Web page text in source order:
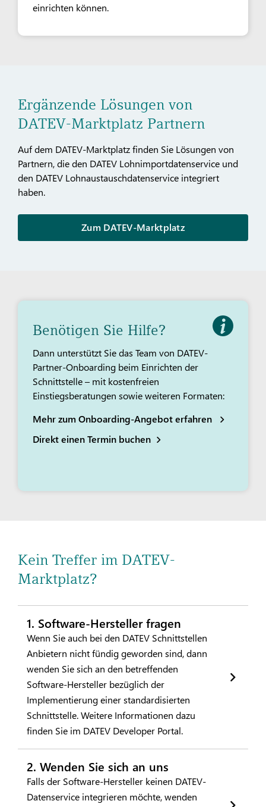
einrichten können.
Ergänzende Lösungen von
DATEV-Marktplatz Partnern
Auf dem DATEV-Marktplatz finden Sie Lösungen von
Partnern, die den DATEV Lohnimportdatenservice und
den DATEV Lohnaustauschdatenservice integriert
haben.
Zum DATEV-Marktplatz
Benötigen Sie Hilfe?
Dann unterstützt Sie das Team von DATEV-
Partner-Onboarding beim Einrichten der
Schnittstelle – mit kostenfreien
Einstiegsberatungen sowie weiteren Formaten:
Mehr zum Onboarding-Angebot erfahren
Direkt einen Termin buchen
Kein Treffer im DATEV-
Marktplatz?
1. Software-Hersteller fragen
Wenn Sie auch bei den DATEV Schnittstellen
Anbietern nicht fündig geworden sind, dann
wen­den Sie sich an den betreffenden
Software-Hersteller bezüglich der
Implementierung einer standardisierten
Schnittstelle. Weitere Informationen dazu
finden Sie im DATEV Developer Portal.
2. Wenden Sie sich an uns
Falls der Software-Herstel­ler keinen DATEV-
Datenservice integrieren möchte, wenden